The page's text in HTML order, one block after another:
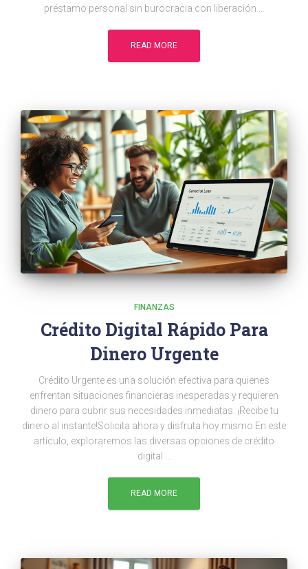
préstamo personal sin burocracia con liberación …
READ MORE
FINANZAS
Crédito Digital Rápido Para
Dinero Urgente
Crédito Urgente es una solución efectiva para quienes
enfrentan situaciones financieras inesperadas y requieren
dinero para cubrir sus necesidades inmediatas. ¡Recibe tu
dinero al instante!Solicita ahora y disfruta hoy mismo En este
artículo, exploraremos las diversas opciones de crédito
digital …
READ MORE